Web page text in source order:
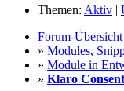
Themen: Aktiv |
Forum-Übersicht
» Modules,
» Module in
» Klaro